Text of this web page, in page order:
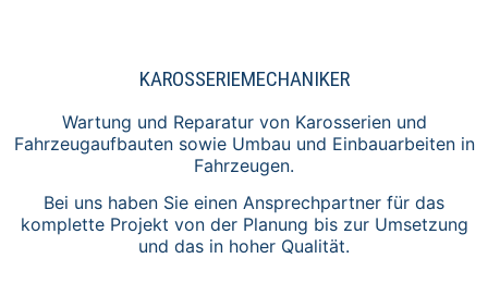
KAROSSERIEMECHANIKER
Wartung und Reparatur von Karosserien und
Fahrzeugaufbauten sowie Umbau und Einbauarbeiten in
Fahrzeugen.
Bei uns haben Sie einen Ansprechpartner für das
komplette Projekt von der Planung bis zur Umsetzung
und das in hoher Qualität.